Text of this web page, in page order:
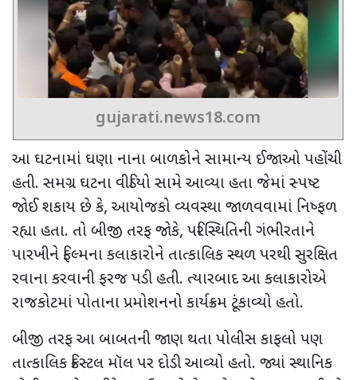
gujarati.news18.com
આ ઘટનામાં ઘણા નાના બાળકોને સામાન્ય ઈજાઓ પહોંચી
હતી. સમગ્ર ઘટના વીડિયો સામે આવ્યા હતા જેમાં સ્પષ્ટ
જોઈ શકાય છે કે, આયોજકો વ્યવસ્થા જાળવવામાં નિષ્ફળ
રહ્યા હતા. તો બીજી તરફ જોકે, પરિસ્થિતિની ગંભીરતાને
પારખીને ફિલ્મના કલાકારોને તાત્કાલિક સ્થળ પરથી સુરક્ષિત
રવાના કરવાની ફરજ પડી હતી. ત્યારબાદ આ કલાકારોએ
રાજકોટમાં પોતાના પ્રમોશનનો કાર્યક્રમ ટૂંકાવ્યો હતો.
બીજી તરફ આ બાબતની જાણ થતા પોલીસ કાફલો પણ
તાત્કાલિક ક્રિસ્ટલ મૉલ પર દોડી આવ્યો હતો. જ્યાં સ્થાનિક